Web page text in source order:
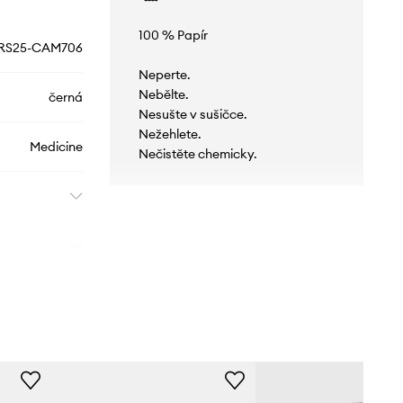
CAM706
černá
Medicine
100 % Papír
Neperte.
Nebělte.
Nesušte v sušičce.
Nežehlete.
Nečistěte chemicky.